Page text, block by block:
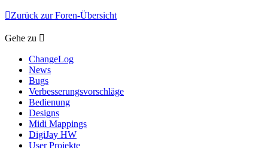
Zurück zur Foren-Übersicht
Gehe zu
ChangeLog
News
Bugs
Verbesserungsvorschläge
Bedienung
Designs
Midi Mappings
DigiJay HW
User Projekte